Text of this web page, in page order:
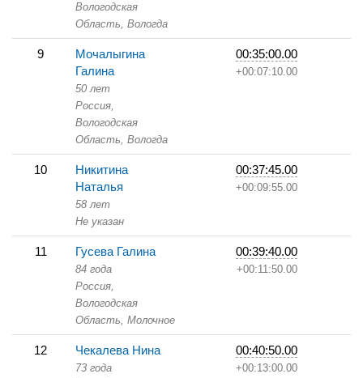
Вологодская
Область, Вологда
9
Мочалыгина
Галина
50 лет
Россия,
Вологодская
Область, Вологда
00:35:00.00
+00:07:10.00
10
Никитина
Наталья
58 лет
Не указан
00:37:45.00
+00:09:55.00
11 Гусева Галина
84 года
Россия,
Вологодская
Область, Молочное
00:39:40.00
+00:11:50.00
12 Чекалева Нина
73 года
00:40:50.00
+00:13:00.00